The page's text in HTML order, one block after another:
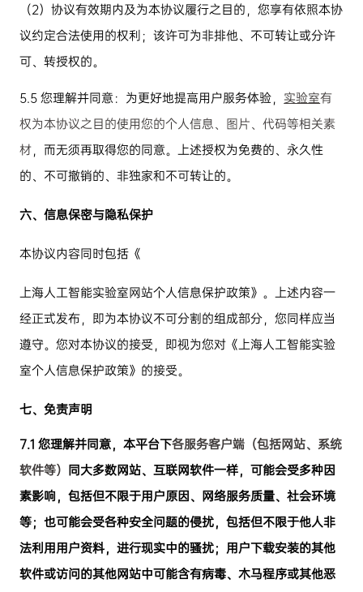
（2）协议有效期内及为本协议履行之目的，您享有依照本协
议约定合法使用的权利；该许可为非排他、不可转让或分许
可、转授权的。
5.5您理解并同意：为更好地提高用户服务体验， 实验室有
权为本协议之目的使用您的个人信息、图片、代码等相关素
材，而无须再取得您的同意。上述授权为免费的、永久性
的、不可撤销的、非独家和不可转让的。
六、信息保密与隐私保护
本协议内容同时包括《
上海人工智能实验室网站个人信息保护政策》。上述内容一
经正式发布，即为本协议不可分割的组成部分，您同样应当
遵守。您对本协议的接受，即视为您对《上海人工智能实验
室个人信息保护政策》的接受。
七、免责声明
7.1您理解并同意，本平台下各服务客户端（包括网站、系统
软件等） 同大多数网站、互联网软件一样，可能会受多种因
素影响，包括但不限于用户原因、网络服务质量、社会环境
等；也可能会受各种安全问题的侵扰，包括但不限于他人非
法利用用户资料，进行现实中的骚扰；用户下载安装的其他
软件或访问的其他网站中可能含有病毒、木马程序或其他恶